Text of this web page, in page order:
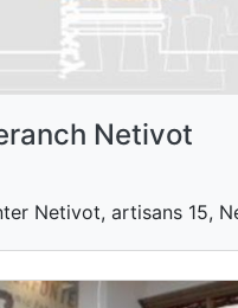
Netivot
Netivot, artisans 15,